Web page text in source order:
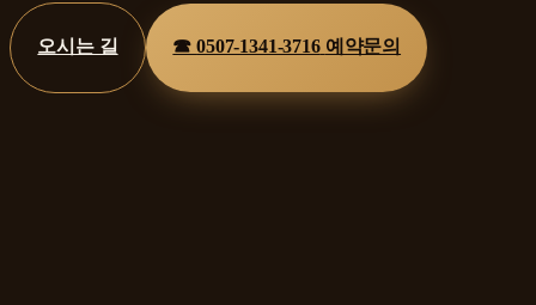
오시는 길 ☎0507-1341-3716 예약문의